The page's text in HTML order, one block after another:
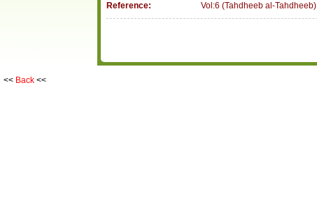
Reference: Vol:6 (Tahdheeb al-Tahdheeb)
<< Back <<